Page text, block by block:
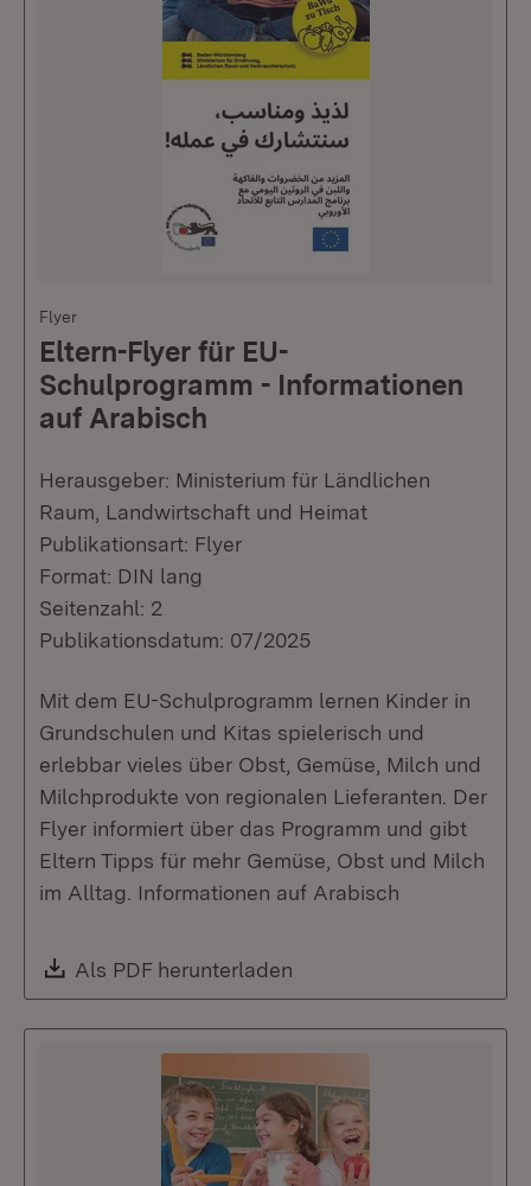
Flyer
Eltern-Flyer für EU-
Schulprogramm - Informationen
auf Arabisch
Herausgeber: Ministerium für Ländlichen
Raum, Landwirtschaft und Heimat
Publikationsart: Flyer
Format: DIN lang
Seitenzahl: 2
Publikationsdatum: 07/2025
Mit dem EU-Schulprogramm lernen Kinder in
Grundschulen und Kitas spielerisch und
erlebbar vieles über Obst, Gemüse, Milch und
Milchprodukte von regionalen Lieferanten. Der
Flyer informiert über das Programm und gibt
Eltern Tipps für mehr Gemüse, Obst und Milch
im Alltag. Informationen auf Arabisch
Download:
Als PDF herunterladen